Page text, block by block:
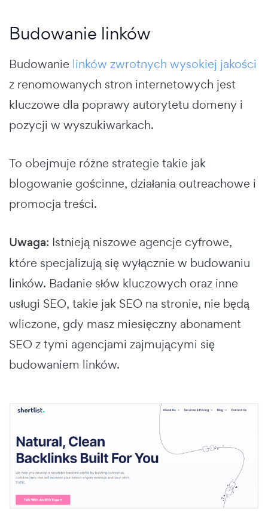
Budowanie linków
Budowanie linków zwrotnych wysokiej jakości
z renomowanych stron internetowych jest
kluczowe dla poprawy autorytetu domeny i
pozycji w wyszukiwarkach.
To obejmuje różne strategie takie jak
blogowanie gościnne, działania outreachowe i
promocja treści.
Uwaga: Istnieją niszowe agencje cyfrowe,
które specjalizują się wyłącznie w budowaniu
linków. Badanie słów kluczowych oraz inne
usługi SEO, takie jak SEO na stronie, nie będą
wliczone, gdy masz miesięczny abonament
SEO z tymi agencjami zajmującymi się
budowaniem linków.